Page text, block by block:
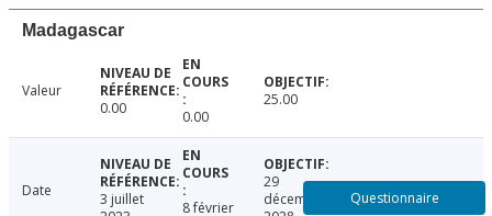
Madagascar
Valeur
0.00
0.00
25.00
Date
3 juillet
8 février
29
décembre
Questionnaire